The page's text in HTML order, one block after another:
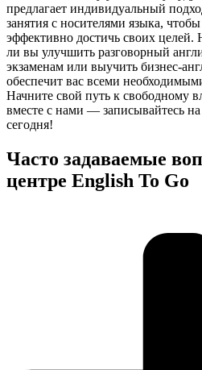
предлагает индивидуальный
занятия с носителями языка,
эффективно достичь своих целей.
ли вы улучшить разговорный
экзаменам или выучить бизнес-
обеспечит вас всеми
Начните свой путь к свободному
вместе с нами — записывайтесь
сегодня!
Часто задаваемые
центре English To Go